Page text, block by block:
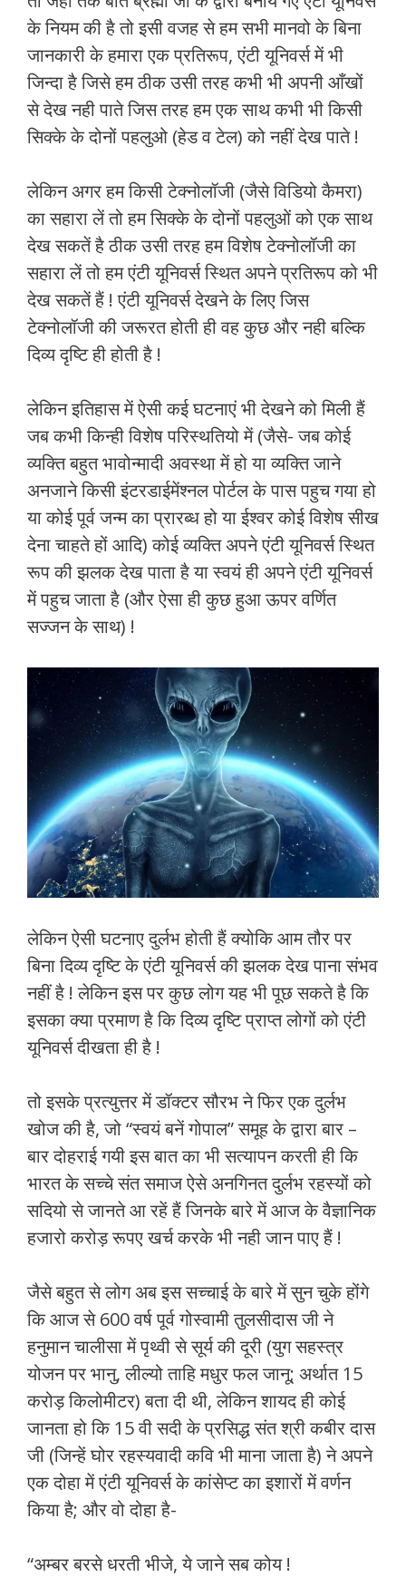
के नियम की है तो इसी वजह से हम सभी मानवो के बिना
जानकारी के हमारा एक प्रतिरूप, एंटी यूनिवर्स में भी
जिन्दा है जिसे हम ठीक उसी तरह कभी भी अपनी आँखों
से देख नही पाते जिस तरह हम एक साथ कभी भी किसी
सिक्के के दोनों पहलुओ (हेड व टेल) को नहीं देख पाते !
लेकिन अगर हम किसी टेक्नोलॉजी (जैसे विडियो कैमरा)
का सहारा लें तो हम सिक्के के दोनों पहलुओं को एक साथ
देख सकतें है ठीक उसी तरह हम विशेष टेक्नोलॉजी का
सहारा लें तो हम एंटी यूनिवर्स स्थित अपने प्रतिरूप को भी
देख सकतें हैं ! एंटी यूनिवर्स देखने के लिए जिस
टेक्नोलॉजी की जरूरत होती ही वह कुछ और नही बल्कि
दिव्य दृष्टि ही होती है !
लेकिन इतिहास में ऐसी कई घटनाएं भी देखने को मिली हैं
जब कभी किन्ही विशेष परिस्थतियो में (जैसे- जब कोई
व्यक्ति बहुत भावोन्मादी अवस्था में हो या व्यक्ति जाने
अनजाने किसी इंटरडाईमेंश्नल पोर्टल के पास पहुच गया हो
या कोई पूर्व जन्म का प्रारब्ध हो या ईश्वर कोई विशेष सीख
देना चाहते हों आदि) कोई व्यक्ति अपने एंटी यूनिवर्स स्थित
रूप की झलक देख पाता है या स्वयं ही अपने एंटी यूनिवर्स
में पहुच जाता है (और ऐसा ही कुछ हुआ ऊपर वर्णित
सज्जन के साथ) !
लेकिन ऐसी घटनाए दुर्लभ होती हैं क्योकि आम तौर पर
बिना दिव्य दृष्टि के एंटी यूनिवर्स की झलक देख पाना संभव
नहीं है ! लेकिन इस पर कुछ लोग यह भी पूछ सकते है कि
इसका क्या प्रमाण है कि दिव्य दृष्टि प्राप्त लोगों को एंटी
यूनिवर्स दीखता ही है !
तो इसके प्रत्युत्तर में डॉक्टर सौरभ ने फिर एक दुर्लभ
खोज की है, जो “स्वयं बनें गोपाल” समूह के द्वारा बार –
बार दोहराई गयी इस बात का भी सत्यापन करती ही कि
भारत के सच्चे संत समाज ऐसे अनगिनत दुर्लभ रहस्यों को
सदियो से जानते आ रहें हैं जिनके बारे में आज के वैज्ञानिक
हजारो करोड़ रूपए खर्च करके भी नही जान पाए हैं !
जैसे बहुत से लोग अब इस सच्चाई के बारे में सुन चुके होंगे
कि आज से 600 वर्ष पूर्व गोस्वामी तुलसीदास जी ने
हनुमान चालीसा में पृथ्वी से सूर्य की दूरी (युग सहस्त्र
योजन पर भानु, लील्यो ताहि मधुर फल जानू; अर्थात 15
करोड़ किलोमीटर) बता दी थी, लेकिन शायद ही कोई
जानता हो कि 15 वी सदी के प्रसिद्ध संत श्री कबीर दास
जी (जिन्हें घोर रहस्यवादी कवि भी माना जाता है) ने अपने
एक दोहा में एंटी यूनिवर्स के कांसेप्ट का इशारों में वर्णन
किया है; और वो दोहा है-
“अम्बर बरसे धरती भीजे, ये जाने सब कोय !